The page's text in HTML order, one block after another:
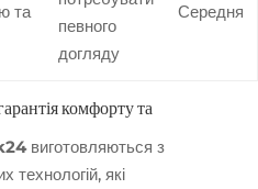
та
певного
догляду
Середня
комфорту та
виготовляються з
технологій, які